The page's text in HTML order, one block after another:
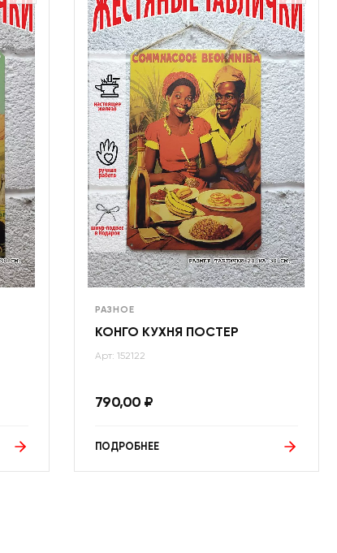
РАЗНОЕ
КОНГО КУХНЯ ПОСТЕР
Арт: 152122
790,00 ₽
ПОДРОБНЕЕ